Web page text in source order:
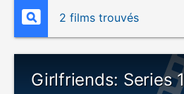
2 films trouvés
Girlfriends: Series 1